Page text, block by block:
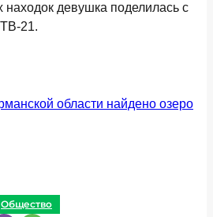
девушка поделилась с
21.
области найдено озеро
Общество